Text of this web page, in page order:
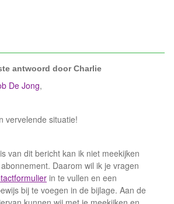
antwoord doorCharlie
De Jong,
vervelende situatie!
van dit bericht kan ik niet meekijken
Daarom wil ik je vragen
in te vullen en een
bij te voegen in de bijlage. Aan de